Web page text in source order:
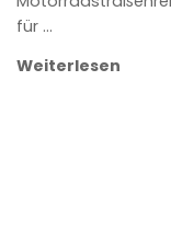
für …
Weiterlesen